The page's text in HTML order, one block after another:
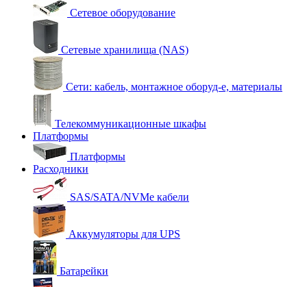
Сетевое оборудование
Сетевые хранилища (NAS)
Сети: кабель, монтажное оборуд-е, материалы
Телекоммуникационные шкафы
Платформы
Платформы
Расходники
SAS/SATA/NVMe кабели
Аккумуляторы для UPS
Батарейки